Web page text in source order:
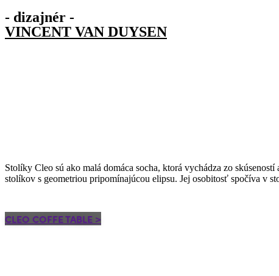
- dizajnér -
VINCENT VAN DUYSEN
Stolíky Cleo sú ako malá domáca socha, ktorá vychádza zo
stolíkov s geometriou pripomínajúcou elipsu. Jej osobitosť spočíva v
CLEO COFFE TABLE >